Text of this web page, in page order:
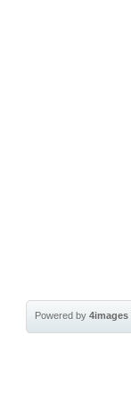
Powered by4images